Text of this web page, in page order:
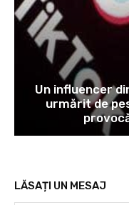
Un influencer
urmărit de
LĂSAȚI UN MESAJ